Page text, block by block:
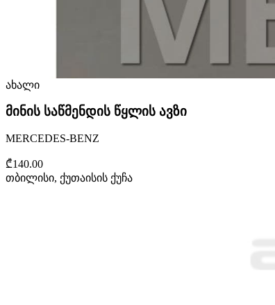
ახალი
მინის საწმენდის წყლის ავზი
MERCEDES-BENZ
₾140.00
თბილისი, ქუთაისის ქუჩა